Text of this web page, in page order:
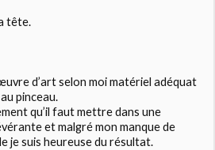
tête.
d’art selon moi matériel adéquat
pinceau.
qu’il faut mettre dans une
et malgré mon manque de
je suis heureuse du résultat.